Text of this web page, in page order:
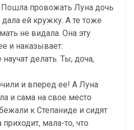
Пошла провожать Луна дочь
ей кружку. А те тоже
не видала. Она эту
и наказывает:
делать. Ты, доча,
и вперед ее! А Луна
и сама на свое место
к Степаниде и сидят
мала-то, что